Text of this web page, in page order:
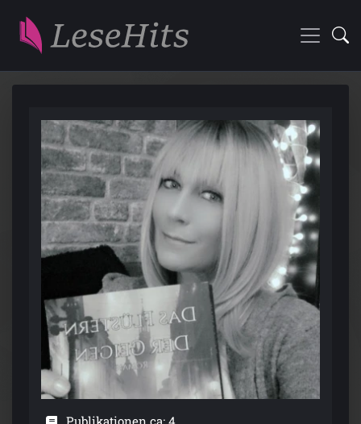
Publikationen ca: 4